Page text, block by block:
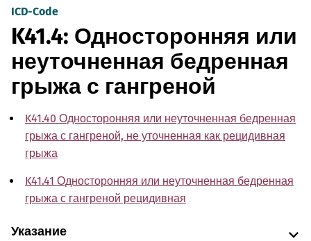
ICD-Code
K41.4: Односторонняя или
неуточненная бедренная
грыжа с гангреной
K41.40 Односторонняя или неуточненная бедренная
грыжа с гангреной, не уточненная как рецидивная
грыжа
K41.41 Односторонняя или неуточненная бедренная
грыжа с гангреной рецидивная
Указание